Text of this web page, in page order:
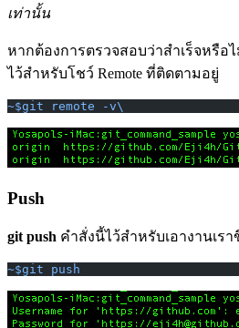
เท่านั้น
หากต้องการตรวจสอบว่าสำเร็จหรือไ
ไว้สำหรับโชว์ Remote ที่ติดตามอยู่
~$git remote -v\
Push
git push คำสั่งนี้ไว้สำหรับเอางานเรา
~$git push